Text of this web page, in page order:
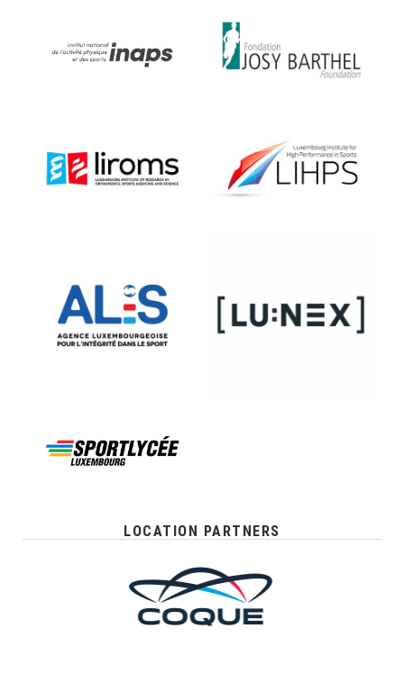
LOCATION PARTNERS